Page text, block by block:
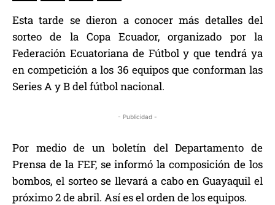
Esta tarde se dieron a conocer más detalles del
sorteo de la Copa Ecuador, organizado por la
Federación Ecuatoriana de Fútbol y que tendrá ya
en competición a los 36 equipos que conforman las
Series A y B del fútbol nacional.
- Publicidad -
Por medio de un boletín del Departamento de
Prensa de la FEF, se informó la composición de los
bombos, el sorteo se llevará a cabo en Guayaquil el
próximo 2 de abril. Así es el orden de los equipos.